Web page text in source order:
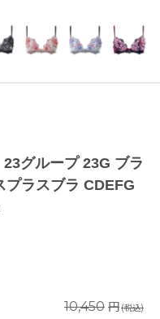
グループ 23G ブラ
プラスブラ CDEFG
10,450 円(税込)